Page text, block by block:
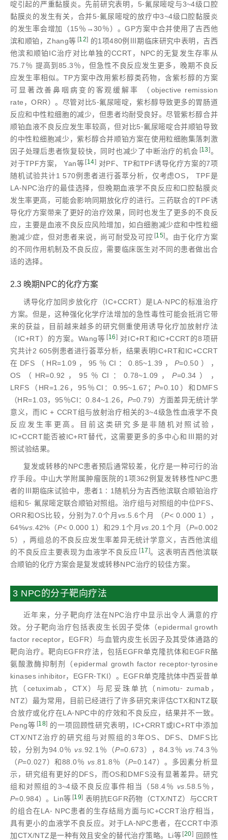
啶引起的严重黏膜炎。先前研究表明，5⁃氟尿嘧啶与3~4级口腔
黏膜炎的发生有关，合并5⁃氟尿嘧啶的放疗中3~4级口腔黏膜炎
的发生率会增加（15％→30％）。GP方案中合并使用了吉西他
滨和顺铂，Zhang等 [12] 的1项480例Ⅲ期临床研究中表明，吉西
他滨和顺铂IC治疗对比单独的CCRT，NPC的无复发生存率从
75.7％ 提高到85.3％，但急性不良反应发生更多，晚期不良反
应发生率相似。TP方案中改用紫杉醇类药物，含紫杉醇的方案
可显著改善鼻咽病变的客观缓解率 （objective remission
rate，ORR）。尽管对比5⁃氟尿嘧啶，紫杉醇导致更多的胃肠道
反应和中性粒细胞的减少，但患者均耐受良好。尽管紫杉醇合并
顺铂血液不良反应发生率较高，但对比5⁃氟尿嘧啶合并顺铂导致
的中性粒细胞减少，紫杉醇合并顺铂方案在使用粒细胞集落刺激
因子处理后患者恢复较快，同时也减少了中断治疗的机会 [13]。
对于TPF方案， Yan等 [14] 对PF、TP和TPF诱导化疗方案的7项
随机试验共计1 570例患者进行荟萃分析，仅考虑OS， TPF是
LA⁃NPC治疗的最佳选择，但晚期血液学不良反应和口腔黏膜炎
发生率更高，可能会影响同期放化疗的进行。三药联合的TPF诱
导化疗方案带来了更好的治疗效果，同时也发生了更多的不良反
应，主要是血液不良反应风险增加，如白细胞减少症和中性粒细
胞减少症，但对患者来说，尚可耐受及可控 [15]。由于化疗方案
的不同作用机制及不良反应，需要临床医生对不同的患者做出合
适的选择。
2.3 晚期NPC的化疗方案
诱导化疗加同步放化疗（IC+CCRT）是LA⁃NPC的标准治疗
方案。但是，这种强化化学疗法增加的急性毒性可能会抵消它带
来的获益，目前越来越多的研究侧重使用诱导化疗加放射疗法
（IC+RT）的方案。Wang等 [16] 对IC+RT和IC+CCRT的8项研
究共计2 605例患者进行荟萃分析，结果表明IC+RT和IC+CCRT
在DFS（HR=1.09，95％CI：0.85~1.39， P=0.50），
OS（HR=0.92，95％CI：0.78~1.09，P=0.34），
LRFS（HR=1.26，95％CI：0.95~1.67；P=0.10）和DMFS
（HR=1.03，95％CI：0.84~1.26， P=0.79）方面差异无统计学
意义，而IC + CCRT组与放射治疗相关的3~4级急性血液学不良
反应发生率更高。目前这类研究多是非随机对照试验，
IC+CCRT能否被IC+RT替代，这需要更多的多中心和Ⅲ期的对
照试验结果。
复发或转移的NPC患者预后通常较差，化疗是一种可行的治
疗手段。中山大学附属肿瘤医院的1项362例复发转移性NPC患
者的Ⅲ期临床试验中，患者1∶1随机分为吉西他滨联合顺铂治疗
组和5⁃ 氟尿嘧定联合顺铂对照组。治疗组与对照组的中位PFS、
ORR和OS比较，分别为7.0个月 vs .5.6个月 （P< 0.000 1），
64%vs .42%（P< 0.000 1）和29.1个月 vs .20.1个月（P=0.002
5），两组总的不良反应发生率差异无统计学意义，吉西他滨组
的不良反应主要表现为血液学不良反应 [17]。这表明吉西他滨联
合顺铂的化疗方案会是复发或转移NPC治疗的较佳方案。
3 NPC的分子靶向疗法
近年来，分子靶向疗法在NPC治疗中显示出令人满意的疗
效。分子靶向治疗包括表皮生长因子受体（epidermal growth
factor receptor，EGFR）与血管内皮生长因子及其受体通路的
靶向治疗。靶向EGFR疗法，包括EGFR单克隆抗体和EGFR酪
氨酸激酶抑制剂（epidermal growth factor receptor⁃tyrosine
kinases inhibitor，EGFR⁃TKI）。EGFR单克隆抗体中西妥昔单
抗（cetuximab，CTX）与尼妥珠单抗（nimotu⁃ zumab，
NTZ）最为常用，目前已经进行了许多研究来评估CTX和NTZ联
合放疗或化疗在LA⁃NPC中的疗效和不良反应，结果并不一致。
Peng等 [18] 的一项回顾性研究表明，IC+CRRT或IC+RT中添加
CTX/NTZ治疗的研究组与对照组的3年OS、DFS、DMFS比
较，分别为94.0％ vs .92.1％（P=0.673），84.3％ vs .74.3％
（P=0.027）和88.0％ vs .81.8％（P=0.147）。多因素分析显
示，研究组有更好的DFS，而OS和DMFS没有显著差异。研究
组和对照组的3~4级不良反应事件相当（58.4％ vs .58.5％，
P=0.984）。Lin等 [19] 表明抗EGFR药物（CTX/NTZ）与CCRT
的组合在LA⁃ NPC患者的生存结局方面与IC+CCRT治疗相当，
具有更小的血液学不良反应。对于LA⁃NPC患者，在CCRT中添
加CTX/NTZ是一种有效且安全的替代治疗策略。Li等 [20] 回顾性